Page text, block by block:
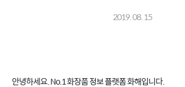
2019. 08. 15
안녕하세요. No.1 화장품 정보 플랫폼 화해입니다.